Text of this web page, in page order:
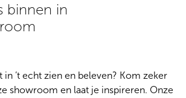
binnen in
’t echt zien en beleven? Kom zeker
showroom en laat je inspireren. Onze